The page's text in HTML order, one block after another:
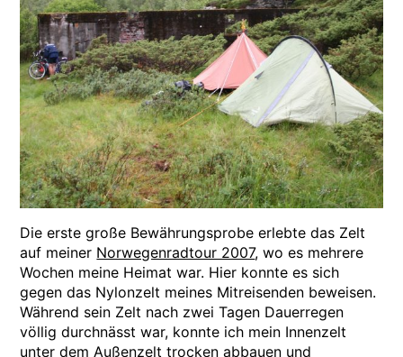
Die erste große Bewährungsprobe erlebte das Zelt
auf meiner Norwegenradtour 2007, wo es mehrere
Wochen meine Heimat war. Hier konnte es sich
gegen das Nylonzelt meines Mitreisenden beweisen.
Während sein Zelt nach zwei Tagen Dauerregen
völlig durchnässt war, konnte ich mein Innenzelt
unter dem Außenzelt trocken abbauen und